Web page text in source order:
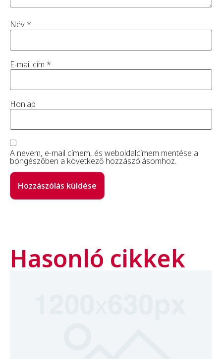
Név *
E-mail cím *
Honlap
A nevem, e-mail címem, és weboldalcímem mentése a
böngészőben a következő hozzászólásomhoz.
Hasonló cikkek